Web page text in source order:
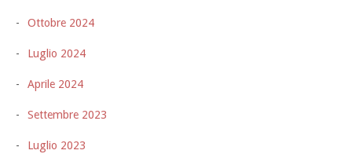
Ottobre 2024
Luglio 2024
Aprile 2024
Settembre 2023
Luglio 2023